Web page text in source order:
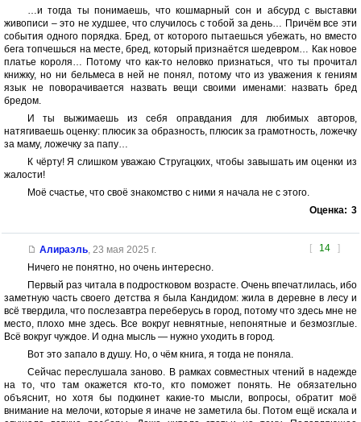
…и тогда ты понимаешь, что кошмарный сон и абсурд с выставки
живописи – это не худшее, что случилось с тобой за день… Причём все эти
события одного порядка. Бред, от которого пытаешься убежать, но вместо
бега топчешься на месте, бред, который признаётся шедевром… Как новое
платье короля… Потому что как-то неловко признаться, что ты прочитал
книжку, но ни бельмеса в ней не понял, потому что из уважения к гениям
язык не поворачивается назвать вещи своими именами: назвать бред
бредом.
И ты выжимаешь из себя оправдания для любимых авторов,
натягиваешь оценку: плюсик за образность, плюсик за грамотность, ложечку
за маму, ложечку за папу…
К чёрту! Я слишком уважаю Стругацких, чтобы завышать им оценки из
жалости!
Моё счастье, что своё знакомство с ними я начала не с этого.
Оценка: 3
[ 14 ]
Алираэль, 23 мая 2025 г.
Ничего не понятно, но очень интересно.
Первый раз читала в подростковом возрасте. Очень впечатлилась, ибо
заметную часть своего детства я была Кандидом: жила в деревне в лесу и
всё твердила, что послезавтра переберусь в город, потому что здесь мне не
место, плохо мне здесь. Все вокруг невнятные, непонятные и безмозглые.
Всё вокруг чуждое. И одна мысль — нужно уходить в город.
Вот это запало в душу. Но, о чём книга, я тогда не поняла.
Сейчас переслушала заново. В рамках совместных чтений в надежде
на то, что там окажется кто-то, кто поможет понять. Не обязательно
объяснит, но хотя бы подкинет какие-то мысли, вопросы, обратит моё
внимание на мелочи, которые я иначе не заметила бы. Потом ещё искала и